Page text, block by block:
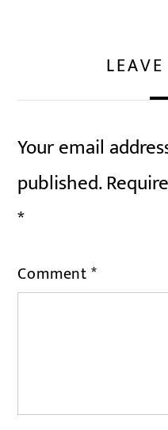
Your email
published.
*
Comment*